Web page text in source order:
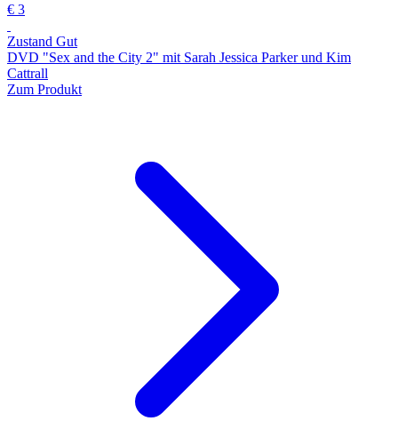
€ 3
Zustand Gut
DVD "Sex and the City 2" mit Sarah Jessica Parker und Kim
Cattrall
Zum Produkt